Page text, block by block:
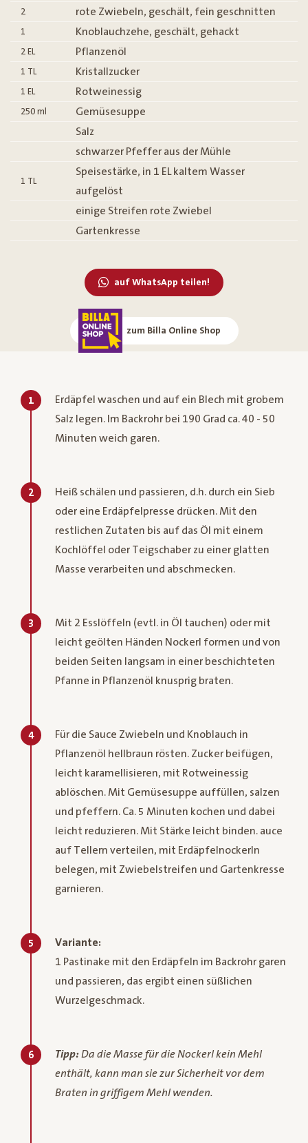
2 rote Zwiebeln, geschält, fein geschnitten
1 Knoblauchzehe, geschält, gehackt
2 EL Pflanzenöl
1 TL Kristallzucker
1 EL Rotweinessig
250 ml
Gemüsesuppe
Salz
schwarzer Pfeffer aus der Mühle
1 TL
Speisestärke, in 1 EL kaltem Wasser
aufgelöst
einige Streifen rote Zwiebel
Gartenkresse
auf WhatsApp teilen!
zum Billa Online Shop
1
Erdäpfel waschen und auf ein Blech mit grobem
Salz legen. Im Backrohr bei 190 Grad ca. 40 - 50
Minuten weich garen.
2
Heiß schälen und passieren, d.h. durch ein Sieb
oder eine Erdäpfelpresse drücken. Mit den
restlichen Zutaten bis auf das Öl mit einem
Kochlöffel oder Teigschaber zu einer glatten
Masse verarbeiten und abschmecken.
3
Mit 2 Esslöffeln (evtl. in Öl tauchen) oder mit
leicht geölten Händen Nockerl formen und von
beiden Seiten langsam in einer beschichteten
Pfanne in Pflanzenöl knusprig braten.
4
Für die Sauce Zwiebeln und Knoblauch in
Pflanzenöl hellbraun rösten. Zucker beifügen,
leicht karamellisieren, mit Rotweinessig
ablöschen. Mit Gemüsesuppe auffüllen, salzen
und pfeffern. Ca. 5 Minuten kochen und dabei
leicht reduzieren. Mit Stärke leicht binden. auce
auf Tellern verteilen, mit Erdäpfelnockerln
belegen, mit Zwiebelstreifen und Gartenkresse
garnieren.
5
Variante:
1 Pastinake mit den Erdäpfeln im Backrohr garen
und passieren, das ergibt einen süßlichen
Wurzelgeschmack.
6 Tipp:Da die Masse für die Nockerl kein Mehl
enthält, kann man sie zur Sicherheit vor dem
Braten in griffigem Mehl wenden.